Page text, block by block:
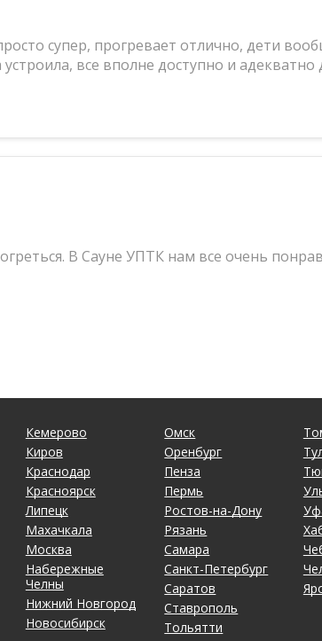
супер, прогревает отлично, дети
все вполне доступно и
В Сауне УПТК нам все очень
и вежливые, все понравилось.
Кемерово
Киров
Краснодар
Красноярск
Липецк
Махачкала
Москва
Набережные
Челны
Нижний Новгород
Новосибирск
Омск
Оренбург
Пенза
Пермь
Ростов-на-Дону
Рязань
Самара
Санкт-Петербург
Саратов
Ставрополь
Тольятти